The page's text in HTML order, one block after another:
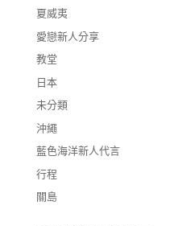
夏威夷
愛戀新人分享
教堂
日本
未分類
沖繩
藍色海洋新人代言
行程
關島